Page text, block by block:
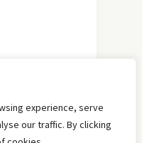
experience, serve
our traffic. By clicking